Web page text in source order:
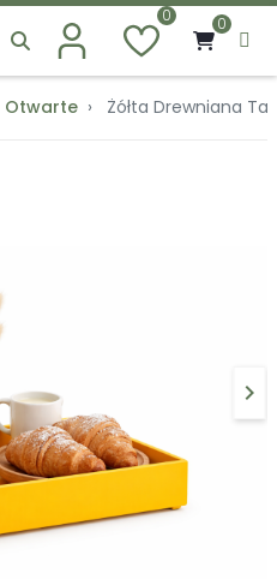
0 0
Otwarte Żółta Drewniana
keyboard_arrow_right